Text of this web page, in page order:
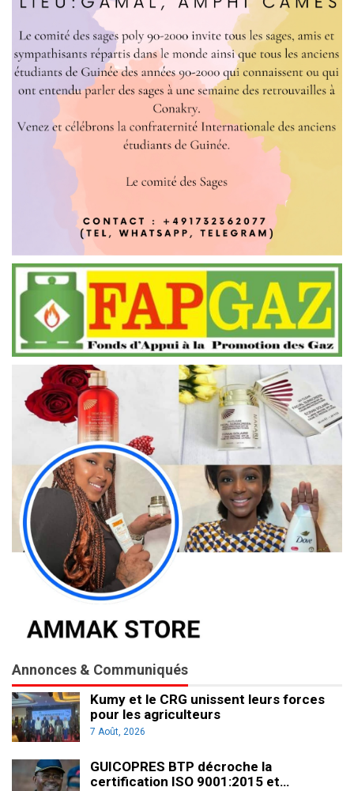
Annonces & Communiqués
Kumy et le CRG unissent leurs forces
pour les agriculteurs
7 Août, 2026
GUICOPRES BTP décroche la
certification ISO 9001:2015 et…